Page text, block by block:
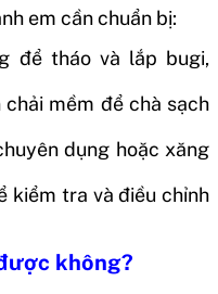
em cần chuẩn bị:
để tháo và lắp bugi,
mềm để chà sạch
dụng hoặc xăng
kiểm tra và điều chỉnh
không?